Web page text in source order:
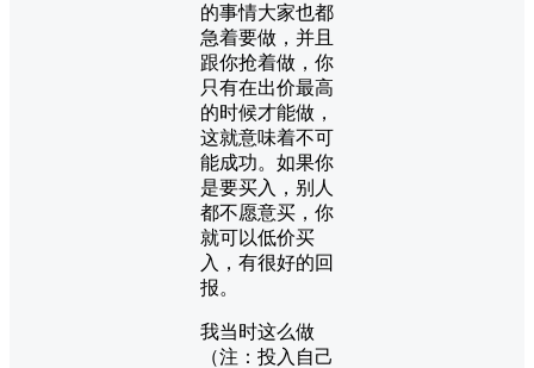
的事情大家也都
急着要做，并且
跟你抢着做，你
只有在出价最高
的时候才能做，
这就意味着不可
能成功。如果你
是要买入，别人
都不愿意买，你
就可以低价买
入，有很好的回
报。
我当时这么做
（注：投入自己